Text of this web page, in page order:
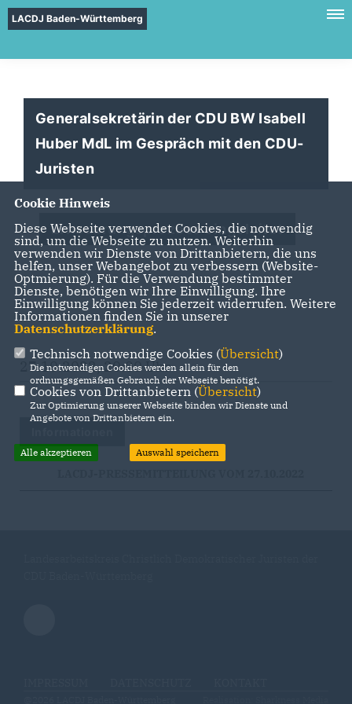
LACDJ Baden-Württemberg
Generalsekretärin der CDU BW Isabell
Huber MdL im Gespräch mit den CDU-
Juristen
Erneuerungsprozess eingeleitet
27.10.2022, 20:00 Uhr
Cookie Hinweis
Diese Webseite verwendet Cookies, die notwendig
sind, um die Webseite zu nutzen. Weiterhin
verwenden wir Dienste von Drittanbietern, die uns
helfen, unser Webangebot zu verbessern (Website-
Optmierung). Für die Verwendung bestimmter
Dienste, benötigen wir Ihre Einwilligung. Ihre
Einwilligung können Sie jederzeit widerrufen. Weitere
Informationen finden Sie in unserer
Datenschutzerklärung.
Technisch notwendige Cookies (Übersicht)
Die notwendigen Cookies werden allein für den
ordnungsgemäßen Gebrauch der Webseite benötigt.
Cookies von Drittanbietern (Übersicht)
Zur Optimierung unserer Webseite binden wir Dienste und
Angebote von Drittanbietern ein.
Alle akzeptieren Auswahl speichern